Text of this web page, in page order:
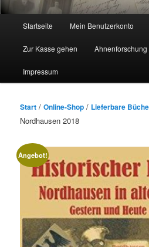
Startseite Mein Benutzerkonto
Zur Kasse gehen Ahnenforschung
Impressum
Start /Online-Shop / Lieferbare
Nordhausen 2018
Angebot!